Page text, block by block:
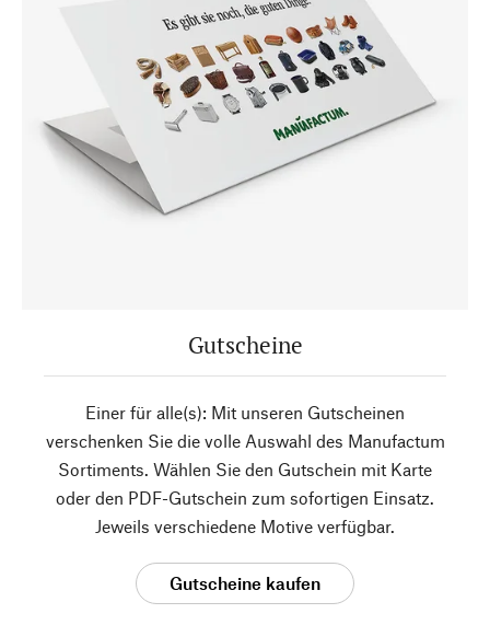
Gutscheine
Einer für alle(s): Mit unseren Gutscheinen
verschenken Sie die volle Auswahl des Manufactum
Sortiments. Wählen Sie den Gutschein mit Karte
oder den PDF-Gutschein zum sofortigen Einsatz.
Jeweils verschiedene Motive verfügbar.
Gutscheine kaufen